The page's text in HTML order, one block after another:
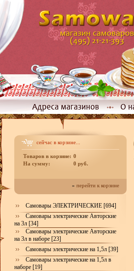
сейчас в корзине...
Товаров в корзине: 0
На сумму:
0 руб.
» перейти к корзине
Самовары ЭЛЕКТРИЧЕСКИЕ [694]
Самовары электрические Авторские
на 3л [34]
Самовары электрические Авторские
на 3л в наборе [23]
Самовары электрические на 1,5л [39]
Самовары электрические на 1,5л в
наборе [19]